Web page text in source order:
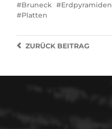
Bruneck
Erdpyramiden
Platten
ZURÜCKBEITRAG